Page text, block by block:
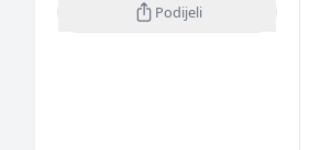
Podijeli